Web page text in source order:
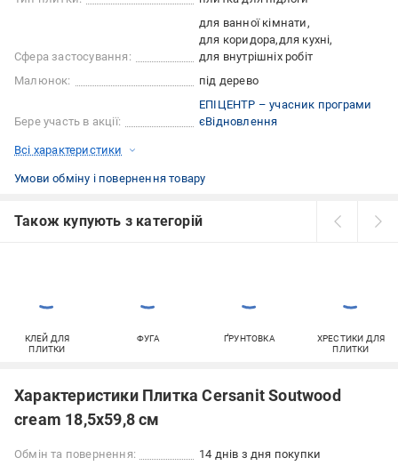
Сфера застосування:
для ванної кімнати
для коридора для кухні
для внутрішніх робіт
Малюнок:
під дерево
Бере участь в акції:
ЕПІЦЕНТР – учасник програми
єВідновлення
Всі характеристики
Умови обміну і повернення товару
Також купують з категорій
КЛЕЙ ДЛЯ
ПЛИТКИ
ФУГА ҐРУНТОВКА
ХРЕСТИКИ ДЛЯ
ПЛИТКИ
Характеристики Плитка Cersanit Soutwood
cream 18,5x59,8 см
Обмін та повернення: 14 днів з дня покупки